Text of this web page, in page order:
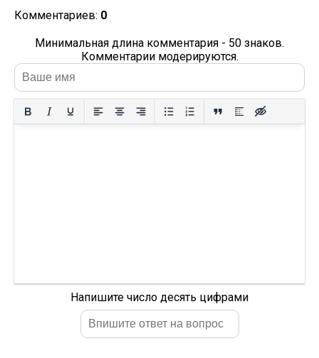
Комментариев: 0
Минимальная длина комментария - 50 знаков.
Комментарии модерируются.
Напишите число десять цифрами